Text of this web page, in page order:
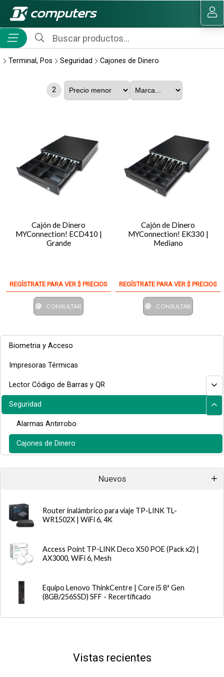
MI COMPRA
Biometria y Acceso
Impresoras Térmicas
Lector Código de Barras y QR
Seguridad
Alarmas Antirrobo
Cajones de Dinero
Nuevos
Router inalámbrico para viaje TP-LINK TL-
WR1502X | WiFi 6, 4K
Access Point TP-LINK Deco X50 POE (Pack x2) |
AX3000, WiFi 6, Mesh
Equipo Lenovo ThinkCentre | Core i5 8ª Gen
(8GB/256SSD) SFF - Recertificado
Terminal, Pos Seguridad Cajones de Dinero
2
Cajón de Dinero
MYConnection! ECD410 |
Grande
REGÍSTRATE PARA VER $ PRECIOS
CONSULTAR
Cajón de Dinero
MYConnection! EK330 |
Mediano
REGÍSTRATE PARA VER $ PRECIOS
CONSULTAR
Vistas recientes